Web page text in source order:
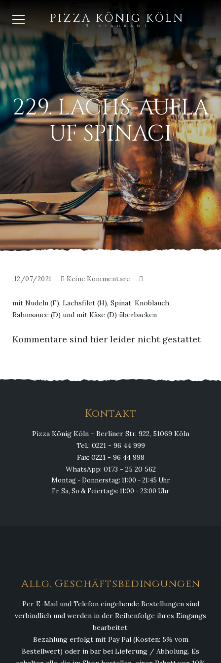
PIZZA KÖNIG KÖLN
Restaurant
229. LACHS-AUFLA
UF SPINACI
12/07/2021 Keine Kommentare
mit Nudeln (F), Lachsfilet (H), Spinat, Knoblauch,
Rahmsauce (D) und mit Käse (D) überbacken
Kommentare sind hier leider nicht gestattet
Kontakt
Pizza König Köln - Berliner Str. 922, 51069 Köln
Tel.: 0221 - 96 44 999
Fax: 0221 - 96 44 998
WhatsApp: 0173 - 25 20 562
Montag - Donnerstag: 11:00 - 21:45 Uhr
Fr, Sa, So & Feiertags: 11:00 - 23:00 Uhr
Allg. Geschäftsbedingungen
Per E-Mail und Telefon eingehende Bestellungen sind
verbindlich und werden in der Reihenfolge ihres Eingangs
bearbeitet.
Bezahlung erfolgt mit Pay Pal (Kosten: 5% vom
Bestellwert) oder in bar bei Lieferung / Abholung. Es